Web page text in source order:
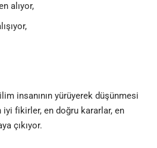
alıyor,
insanının yürüyerek düşünmesi
fikirler, en doğru kararlar, en
çıkıyor.